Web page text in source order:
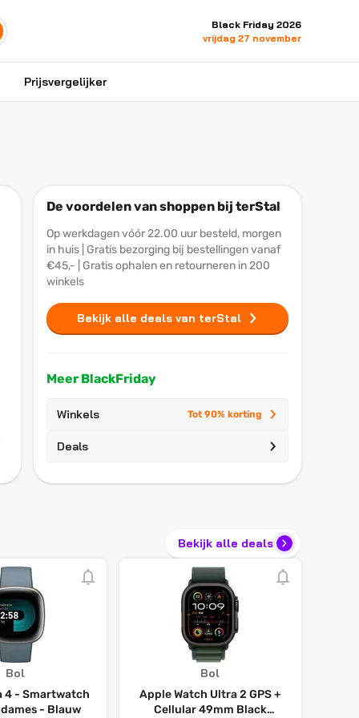
Black Friday 2026
vrijdag 27 november
Prijsvergelijker
De voordelen van shoppen bij terStal
Op werkdagen vóór 22.00 uur besteld, morgen
in huis | Gratis bezorging bij bestellingen vanaf
€45,- | Gratis ophalen en retourneren in 200
winkels
Bekijk alle deals van terStal
Meer BlackFriday
Winkels Tot 90% korting
Deals
Bekijk alle deals
Bol
4 - Smartwatch
- Blauw
Bol
Apple Watch Ultra 2 GPS +
Cellular 49mm Black